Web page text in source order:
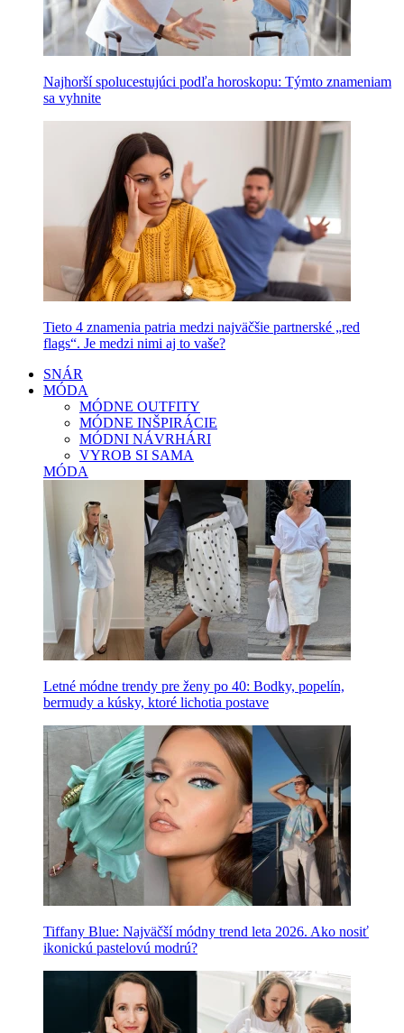
Najhorší spolucestujúci podľa horoskopu: Týmto znameniam
sa vyhnite
Tieto 4 znamenia patria medzi najväčšie partnerské „red
flags“. Je medzi nimi aj to vaše?
SNÁR
MÓDA
MÓDNE OUTFITY
MÓDNE INŠPIRÁCIE
MÓDNI NÁVRHÁRI
VYROB SI SAMA
MÓDA
Letné módne trendy pre ženy po 40: Bodky, popelín,
bermudy a kúsky, ktoré lichotia postave
Tiffany Blue: Najväčší módny trend leta 2026. Ako nosiť
ikonickú pastelovú modrú?